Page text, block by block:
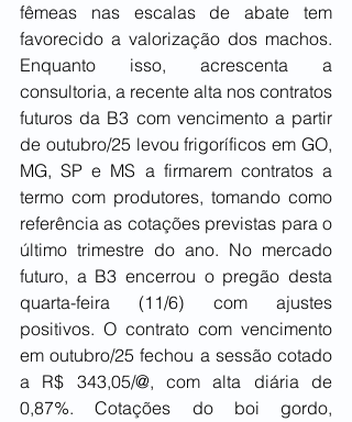
fêmeas nas escalas de abate tem
favorecido a valorização dos machos.
Enquanto isso, acrescenta a
consultoria, a recente alta nos contratos
futuros da B3 com vencimento a partir
de outubro/25 levou frigoríficos em GO,
MG, SP e MS a firmarem contratos a
termo com produtores, tomando como
referência as cotações previstas para o
último trimestre do ano. No mercado
futuro, a B3 encerrou o pregão desta
quarta-feira (11/6) com ajustes
positivos. O contrato com vencimento
em outubro/25 fechou a sessão cotado
a R$ 343,05/@, com alta diária de
0,87%. Cotações do boi gordo,